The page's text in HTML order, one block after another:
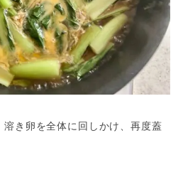
き卵を全体に回しかけ、再度蓋